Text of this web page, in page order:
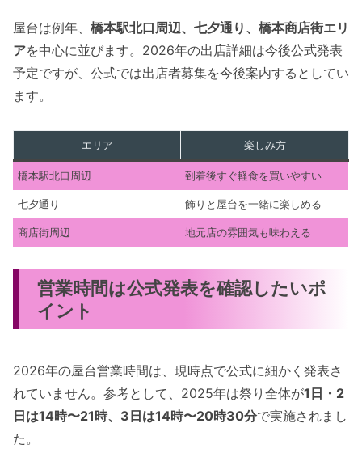
屋台は例年、 橋本駅北口周辺、七夕通り、橋本商店街エリ
アを中心に並びます。2026年の出店詳細は今後公式発表
予定ですが、公式では出店者募集を今後案内するとしてい
ます。
エリア 楽しみ方
橋本駅北口周辺 到着後すぐ軽食を買いやすい
七夕通り 飾りと屋台を一緒に楽しめる
商店街周辺 地元店の雰囲気も味わえる
営業時間は公式発表を確認したいポ
イント
2026年の屋台営業時間は、現時点で公式に細かく発表さ
れていません。参考として、2025年は祭り全体が1日・2
日は14時〜21時、3日は14時〜20時30分で実施されまし
た。